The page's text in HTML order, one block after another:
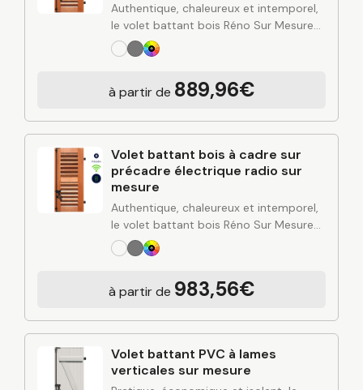
Authentique, chaleureux et intemporel,
le volet battant bois Réno Sur Mesure
apporte du cachet à votre façade tout
en renforçant l’isolation et la protection
mesure…
à partir de 889,96€
Volet battant bois à cadre sur
précadre électrique radio sur
mesure
Authentique, chaleureux et intemporel,
le volet battant bois Réno Sur Mesure
apporte du cachet à votre façade tout
en renforçant l’isolation et la protection
mesure…
à partir de 983,56€
Volet battant PVC à lames
verticales sur mesure